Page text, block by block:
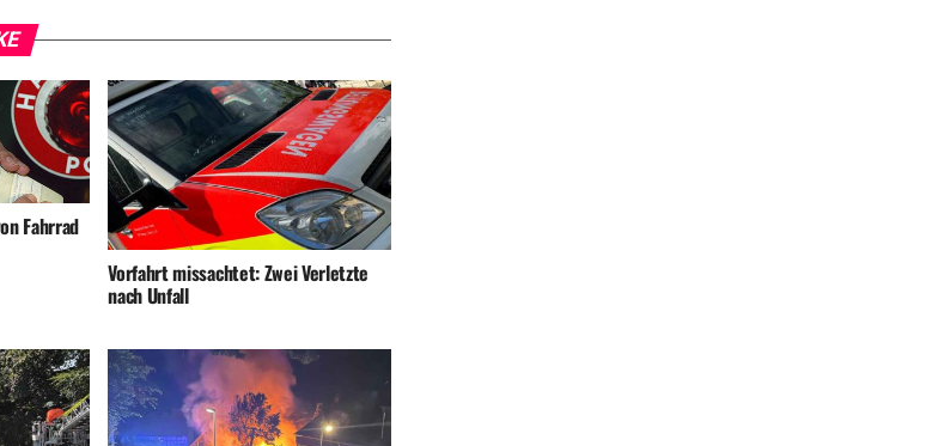
Fahrrad
Vorfahrt missachtet: Zwei Verletzte
nach Unfall